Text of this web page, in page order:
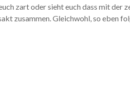
zart oder sieht euch dass mit
zusammen. Gleichwohl, so eben